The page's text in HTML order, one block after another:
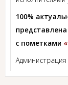
100%
представлена
с пометками
Администрация